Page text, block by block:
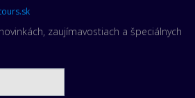
zaujímavostiach a špeciálnych